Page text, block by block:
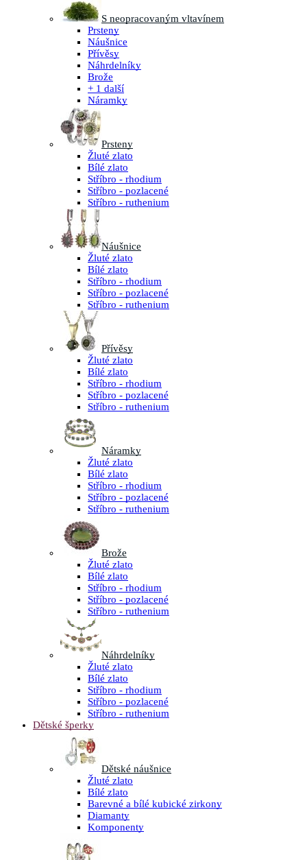
S neopracovaným vltavínem
Prsteny
Náušnice
Přívěsy
Náhrdelníky
Brože
+ 1 další
Náramky
Prsteny
Žluté zlato
Bílé zlato
Stříbro - rhodium
Stříbro - pozlacené
Stříbro - ruthenium
Náušnice
Žluté zlato
Bílé zlato
Stříbro - rhodium
Stříbro - pozlacené
Stříbro - ruthenium
Přívěsy
Žluté zlato
Bílé zlato
Stříbro - rhodium
Stříbro - pozlacené
Stříbro - ruthenium
Náramky
Žluté zlato
Bílé zlato
Stříbro - rhodium
Stříbro - pozlacené
Stříbro - ruthenium
Brože
Žluté zlato
Bílé zlato
Stříbro - rhodium
Stříbro - pozlacené
Stříbro - ruthenium
Náhrdelníky
Žluté zlato
Bílé zlato
Stříbro - rhodium
Stříbro - pozlacené
Stříbro - ruthenium
Dětské šperky
Dětské náušnice
Žluté zlato
Bílé zlato
Barevné a bílé kubické zirkony
Diamanty
Komponenty